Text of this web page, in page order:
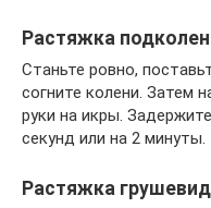
Растяжка
Станьте ровно,
согните колени. Затем
руки на икры.
секунд или на 2 минуты.
Растяжка